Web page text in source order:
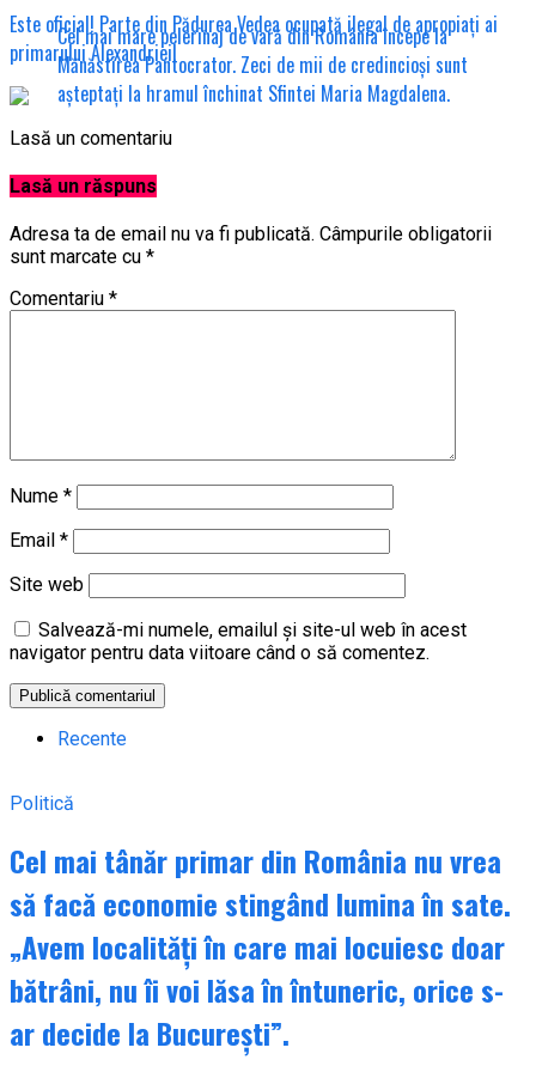
Este oficial! Parte din Pădurea Vedea ocupată ilegal de apropiați ai
primarului Alexandriei!
Cel mai mare pelerinaj de vară din România începe la
Mănăstirea Pantocrator. Zeci de mii de credincioși sunt
așteptați la hramul închinat Sfintei Maria Magdalena.
Lasă un comentariu
Lasă un răspuns
Adresa ta de email nu va fi publicată. Câmpurile obligatorii
sunt marcate cu *
Comentariu *
Nume *
Email *
Site web
Salvează-mi numele, emailul și site-ul web în acest
navigator pentru data viitoare când o să comentez.
Recente
Politică
Cel mai tânăr primar din România nu vrea
să facă economie stingând lumina în sate.
„Avem localități în care mai locuiesc doar
bătrâni, nu îi voi lăsa în întuneric, orice s-
ar decide la București”.